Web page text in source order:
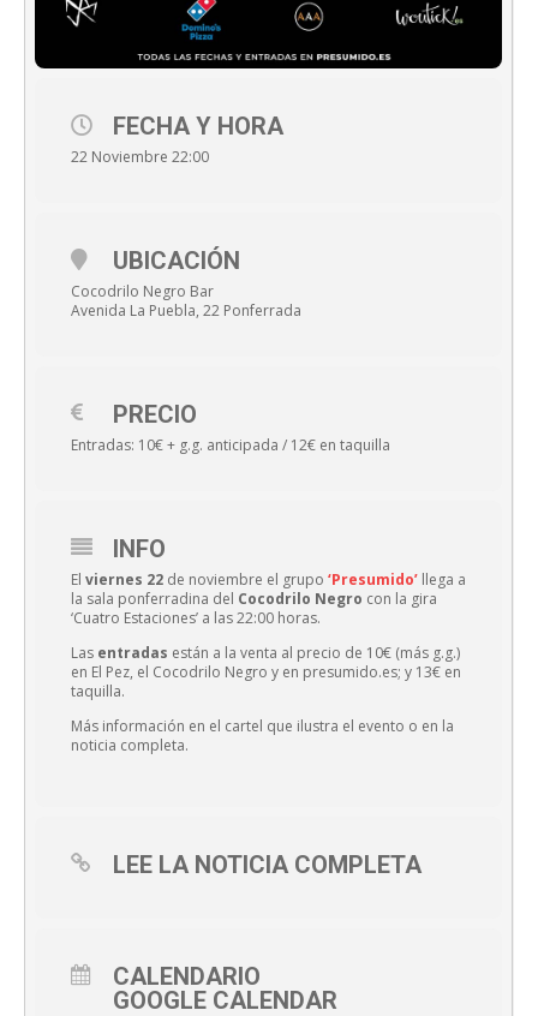
FECHA Y HORA
22 Noviembre 22:00
UBICACIÓN
Cocodrilo Negro Bar
Avenida La Puebla, 22 Ponferrada
PRECIO
Entradas: 10€ + g.g. anticipada / 12€ en taquilla
INFO
El viernes 22 de noviembre el grupo ‘Presumido’ llega a
la sala ponferradina del Cocodrilo Negro con la gira
‘Cuatro Estaciones’ a las 22:00 horas.
Las entradas están a la venta al precio de 10€ (más g.g.)
en El Pez, el Cocodrilo Negro y en presumido.es; y 13€ en
taquilla.
Más información en el cartel que ilustra el evento o en la
noticia completa.
LEE LA NOTICIA COMPLETA
CALENDARIO
GOOGLE CALENDAR